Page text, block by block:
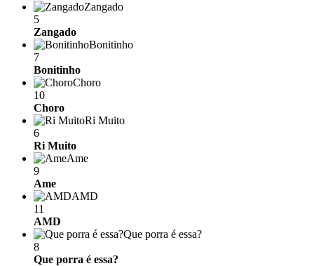
Zangado
5
Zangado
Bonitinho
7
Bonitinho
Choro
10
Choro
Ri Muito
6
Ri Muito
Ame
9
Ame
AMD
11
AMD
Que porra é essa?
8
Que porra é essa?